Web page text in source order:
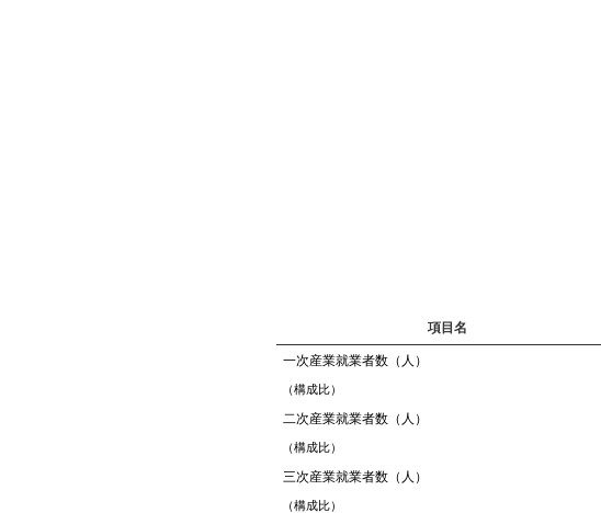
項目名
一次産業就業者数（人）
（構成比）
二次産業就業者数（人）
（構成比）
三次産業就業者数（人）
（構成比）